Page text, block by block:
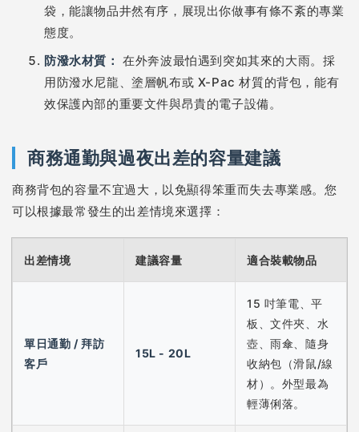
袋，能讓物品井然有序，展現出你做事有條不紊的專業
態度。
防潑水材質： 在外奔波最怕遇到突如其來的大雨。採
用防潑水尼龍、塗層帆布或 X-Pac 材質的背包，能有
效保護內部的重要文件與昂貴的電子設備。
商務通勤與過夜出差的容量建議
商務背包的容量不宜過大，以免顯得笨重而失去專業感。您
可以根據最常發生的出差情境來選擇：
出差情境 建議容量 適合裝載物品
單日通勤 / 拜訪
客戶
15L - 20L
15 吋筆電、平
板、文件夾、水
壺、雨傘、隨身
收納包（滑鼠/線
材）。外型最為
輕薄俐落。